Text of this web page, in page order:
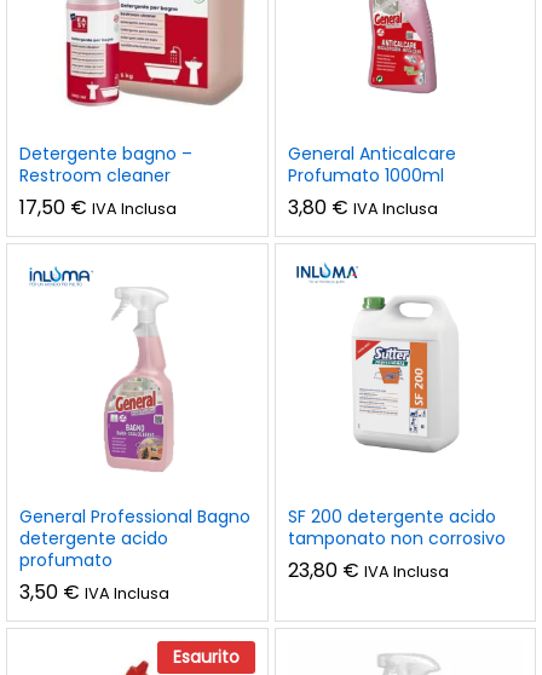
Detergente bagno –
Restroom cleaner
17,50 € IVA Inclusa
General Anticalcare
Profumato 1000ml
3,80 € IVA Inclusa
General Professional Bagno
detergente acido
profumato
3,50 € IVA Inclusa
SF 200 detergente acido
tamponato non corrosivo
23,80 € IVA Inclusa
Esaurito